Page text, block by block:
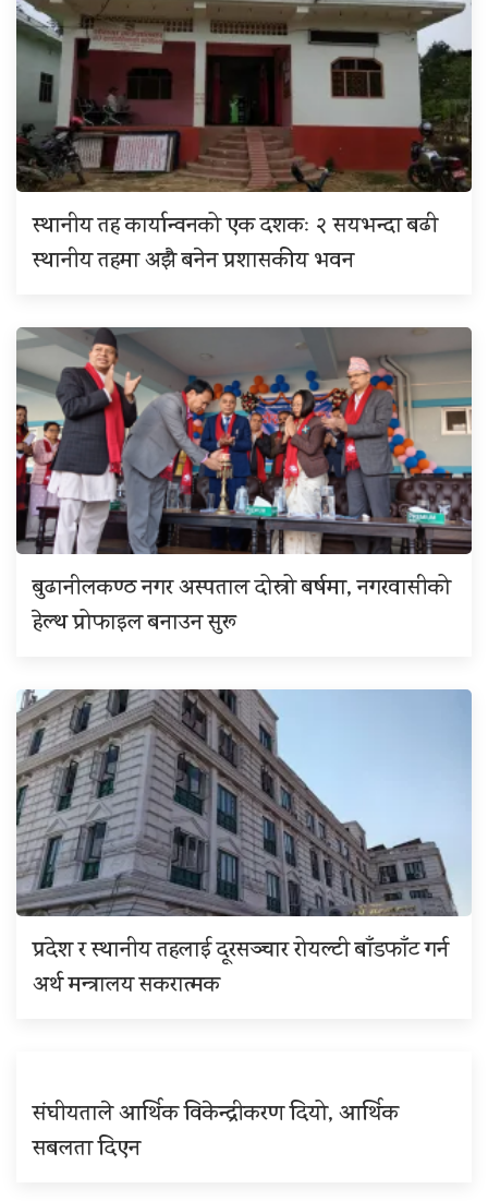
स्थानीय तह कार्यान्वनको एक दशकः २ सयभन्दा बढी
स्थानीय तहमा अझै बनेन प्रशासकीय भवन
बुढानीलकण्ठ नगर अस्पताल दोस्रो बर्षमा, नगरवासीको
हेल्थ प्रोफाइल बनाउन सुरू
प्रदेश र स्थानीय तहलाई दूरसञ्चार रोयल्टी बाँडफाँट गर्न
अर्थ मन्त्रालय सकरात्मक
संघीयताले आर्थिक विकेन्द्रीकरण दियो, आर्थिक
सबलता दिएन